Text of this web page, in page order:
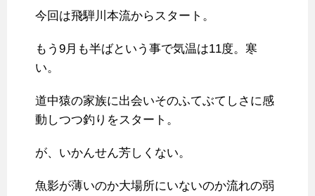
今回は飛騨川本流からスタート。
もう9月も半ばという事で気温は11度。寒
い。
道中猿の家族に出会いそのふてぶてしさに感
動しつつ釣りをスタート。
が、いかんせん芳しくない。
魚影が薄いのか大場所にいないのか流れの弱